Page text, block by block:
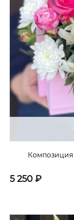
Композиция
5 250 ₽